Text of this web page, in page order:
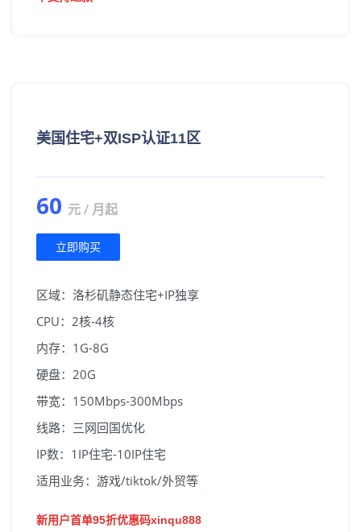
美国住宅+双ISP认证11区
60 元 / 月起
立即购买
区域：洛杉矶静态住宅+IP独享
CPU：2核-4核
内存：1G-8G
硬盘：20G
带宽：150Mbps-300Mbps
线路：三网回国优化
IP数：1IP住宅-10IP住宅
适用业务：游戏/tiktok/外贸等
新用户首单95折优惠码xinqu888